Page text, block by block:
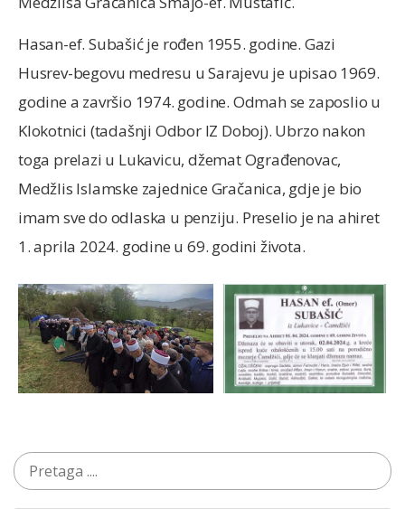
Hasan-ef. Subašić je rođen 1955. godine. Gazi
Husrev-begovu medresu u Sarajevu je upisao 1969.
godine a završio 1974. godine. Odmah se zaposlio u
Klokotnici (tadašnji Odbor IZ Doboj). Ubrzo nakon
toga prelazi u Lukavicu, džemat Ograđenovac,
Medžlis Islamske zajednice Gračanica, gdje je bio
imam sve do odlaska u penziju. Preselio je na ahiret
1. aprila 2024. godine u 69. godini života.